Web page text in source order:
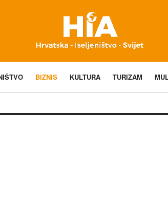
BIZNIS KULTURA TURIZAM